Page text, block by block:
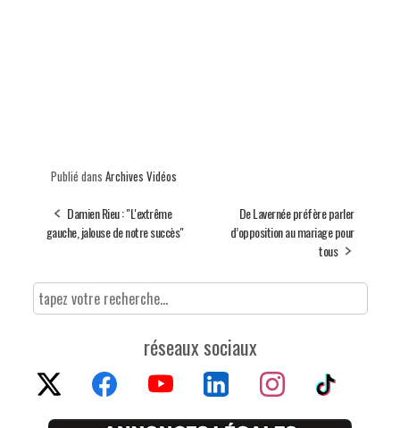
Publié dans Archives Vidéos
Damien Rieu : "L'extrême
gauche, jalouse de notre succès"
De Lavernée préfère parler
d’opposition au mariage pour
tous
réseaux sociaux